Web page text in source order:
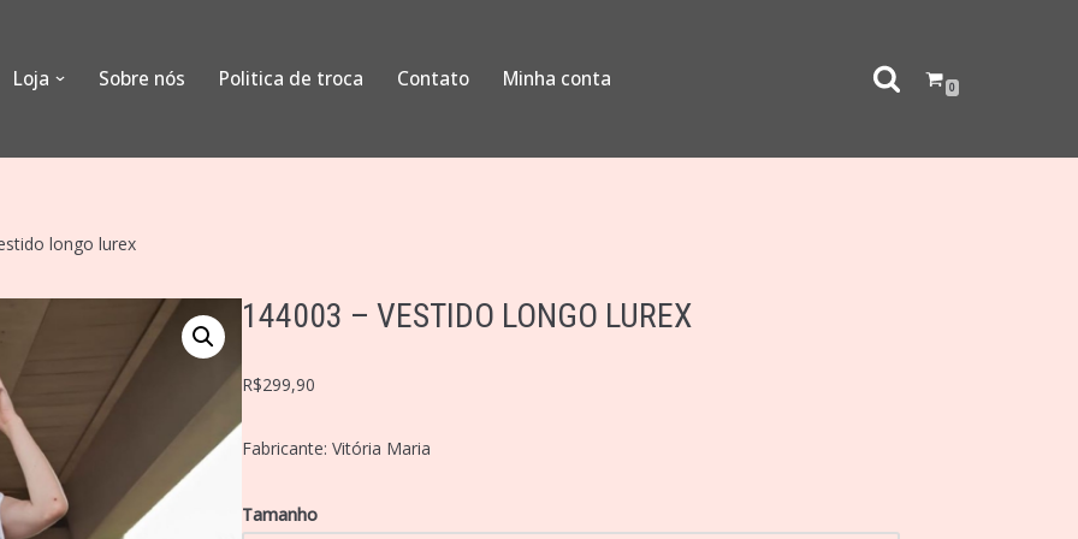
Loja Sobre nós Politica de troca Contato Minha conta 0
longo lurex
144003 – VESTIDO LONGO LUREX
R$299,90
Fabricante: Vitória Maria
Tamanho